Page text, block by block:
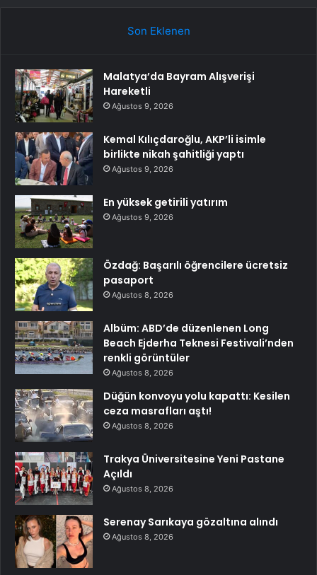
Son Eklenen
Malatya’da Bayram Alışverişi
Hareketli
Ağustos 9, 2026
Kemal Kılıçdaroğlu, AKP’li isimle
birlikte nikah şahitliği yaptı
Ağustos 9, 2026
En yüksek getirili yatırım
Ağustos 9, 2026
Özdağ: Başarılı öğrencilere ücretsiz
pasaport
Ağustos 8, 2026
Albüm: ABD’de düzenlenen Long
Beach Ejderha Teknesi Festivali’nden
renkli görüntüler
Ağustos 8, 2026
Düğün konvoyu yolu kapattı: Kesilen
ceza masrafları aştı!
Ağustos 8, 2026
Trakya Üniversitesine Yeni Pastane
Açıldı
Ağustos 8, 2026
Serenay Sarıkaya gözaltına alındı
Ağustos 8, 2026